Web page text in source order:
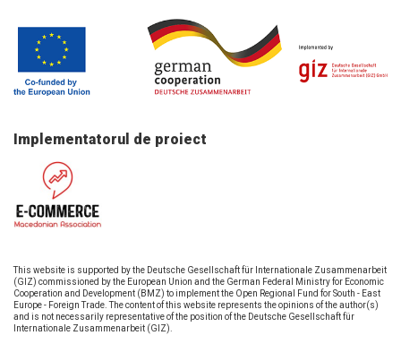
Implementatorul de proiect
This website is supported by the Deutsche Gesellschaft für Internationale Zusammenarbeit
(GIZ) commissioned by the European Union and the German Federal Ministry for Economic
Cooperation and Development (BMZ) to implement the Open Regional Fund for South - East
Europe - Foreign Trade. The content of this website represents the opinions of the author(s)
and is not necessarily representative of the position of the Deutsche Gesellschaft für
Internationale Zusammenarbeit (GIZ).